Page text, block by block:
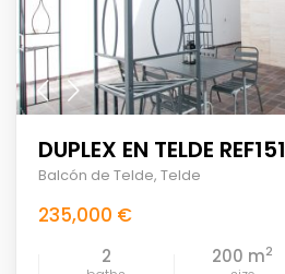
DUPLEX EN TELDE REF151
Balcón de Telde, Telde
235,000 €
2 200 m2